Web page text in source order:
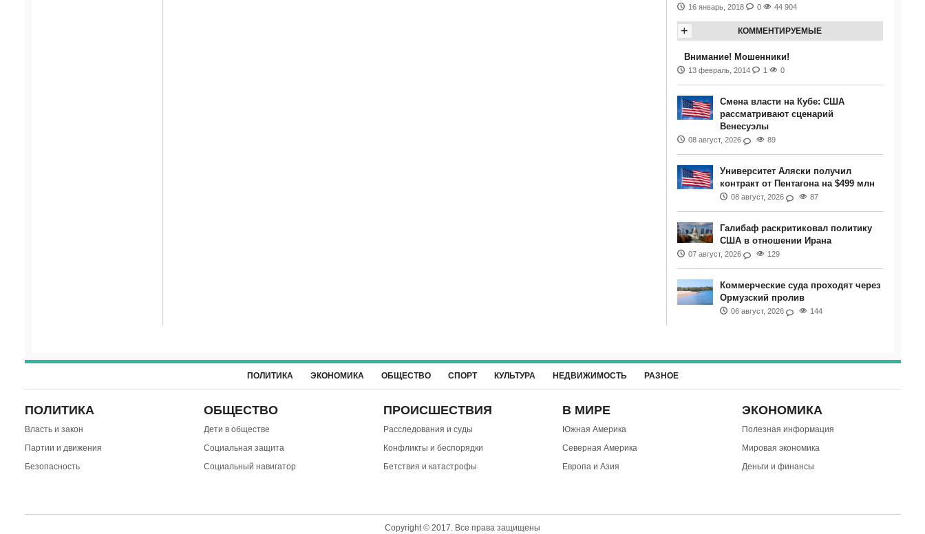
16 январь, 2018 0 44 904
КОММЕНТИРУЕМЫЕ
+
Внимание! Мошенники!
13 февраль, 2014 1 0
Смена власти на Кубе: США
рассматривают сценарий
Венесуэлы
08 август, 2026 89
Университет Аляски получил
контракт от Пентагона на $499 млн
08 август, 2026 87
Галибаф раскритиковал политику
США в отношении Ирана
07 август, 2026 129
Коммерческие суда проходят через
Ормузский пролив
06 август, 2026 144
ПОЛИТИКА ЭКОНОМИКА ОБЩЕСТВО СПОРТ КУЛЬТУРА НЕДВИЖИМОСТЬ РАЗНОЕ
ПОЛИТИКА
Власть и закон
Партии и движения
Безопасность
ОБЩЕСТВО
Дети в обществе
Социальная защита
Социальный навигатор
ПРОИСШЕСТВИЯ
Расследования и суды
Конфликты и беспорядки
Бетствия и катастрофы
В МИРЕ
Южная Америка
Северная Америка
Европа и Азия
ЭКОНОМИКА
Полезная информация
Мировая экономика
Деньги и финансы
Copyright © 2017. Все права защищены